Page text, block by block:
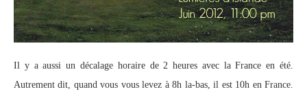
Il y a aussi un décalage horaire de 2 heures avec la France en été.
Autrement dit, quand vous vous levez à 8h la-bas, il est 10h en France.